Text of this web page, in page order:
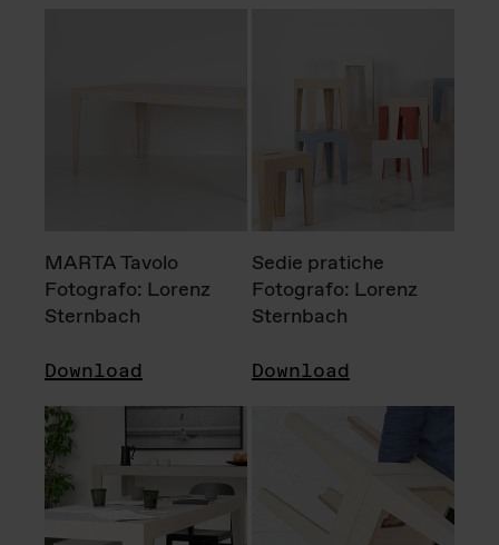
MARTA Tavolo
Fotografo: Lorenz
Sternbach
Download
Sedie pratiche
Fotografo: Lorenz
Sternbach
Download